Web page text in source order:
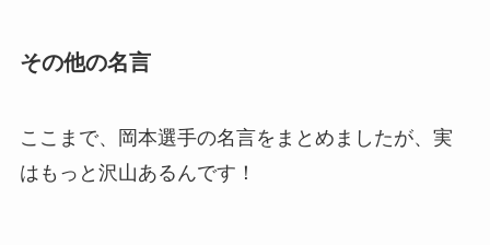
その他の名言
ここまで、岡本選手の名言をまとめましたが、実
はもっと沢山あるんです！